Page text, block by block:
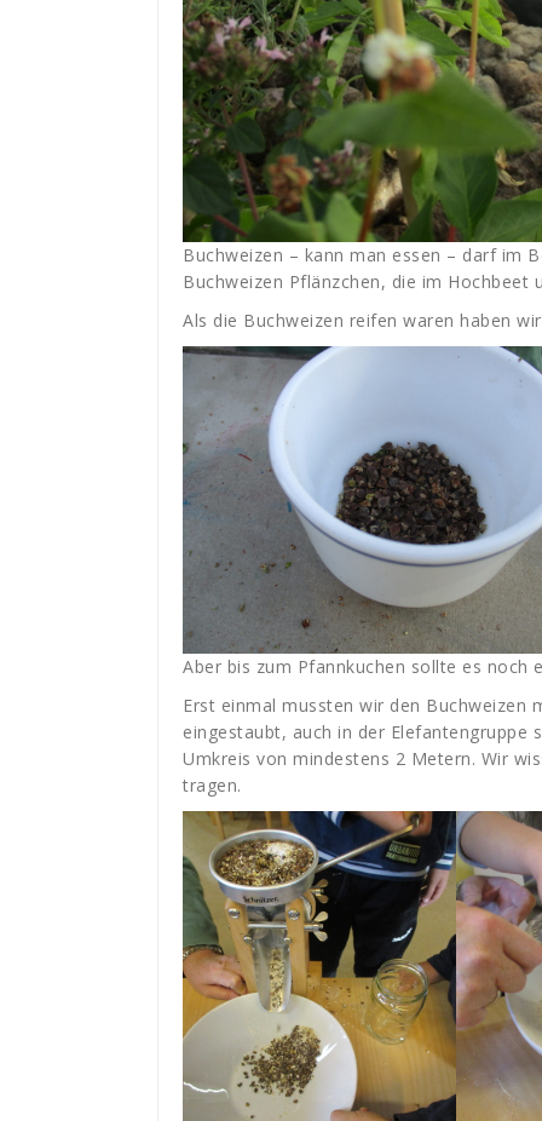
Buchweizen – kann man essen – darf im
Buchweizen Pflänzchen, die im Hochbeet
Als die Buchweizen reifen waren haben
Aber bis zum Pfannkuchen sollte es noch
Erst einmal mussten wir den Buchweizen
eingestaubt, auch in der
Umkreis von mindestens 2 Metern. Wir
tragen.